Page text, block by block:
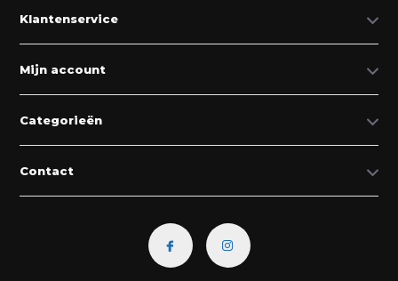
Klantenservice
Mijn account
Categorieën
Contact